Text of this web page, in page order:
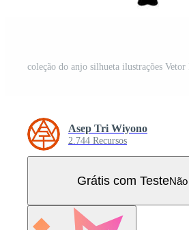
coleção do anjo silhueta ilustrações Vetor
Asep Tri Wiyono
2.744 Recursos
Grátis com Teste